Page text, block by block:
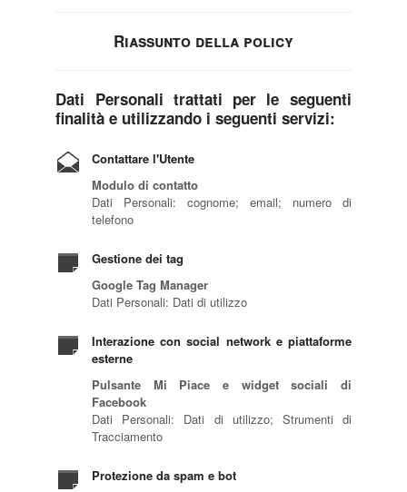
Riassunto della policy
Dati Personali trattati per le seguenti
finalità e utilizzando i seguenti servizi:
Contattare l'Utente
Modulo di contatto
Dati Personali: cognome; email; numero di
telefono
Gestione dei tag
Google Tag Manager
Dati Personali: Dati di utilizzo
Interazione con social network e piattaforme
esterne
Pulsante Mi Piace e widget sociali di
Facebook
Dati Personali: Dati di utilizzo; Strumenti di
Tracciamento
Protezione da spam e bot